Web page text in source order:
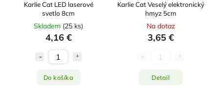
Karlie Cat LED laserové
svetlo 8cm
Skladem (25 ks)
4,16 €
Do košíka
Karlie Cat Veselý elektronický
hmyz 5cm
Na dotaz
3,65 €
Detail